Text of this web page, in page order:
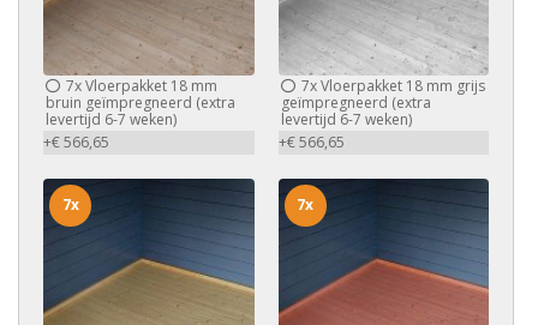
7xVloerpakket 18 mm
bruin geïmpregneerd (extra
levertijd 6-7 weken)
+€ 566,65
7xVloerpakket 18 mm grijs
geïmpregneerd (extra
levertijd 6-7 weken)
+€ 566,65
7x 7x